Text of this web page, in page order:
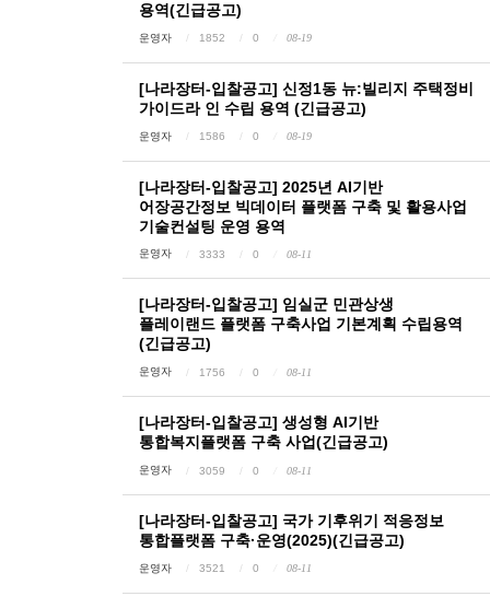
용역(긴급공고)
운영자 1852 0 08-19
[나라장터-입찰공고] 신정1동 뉴:빌리지 주택정비
가이드라 인 수립 용역 (긴급공고)
운영자 1586 0 08-19
[나라장터-입찰공고] 2025년 AI기반
어장공간정보 빅데이터 플랫폼 구축 및 활용사업
기술컨설팅 운영 용역
운영자 3333 0 08-11
[나라장터-입찰공고] 임실군 민관상생
플레이랜드 플랫폼 구축사업 기본계획 수립용역
(긴급공고)
운영자 1756 0 08-11
[나라장터-입찰공고] 생성형 AI기반
통합복지플랫폼 구축 사업(긴급공고)
운영자 3059 0 08-11
[나라장터-입찰공고] 국가 기후위기 적응정보
통합플랫폼 구축·운영(2025)(긴급공고)
운영자 3521 0 08-11